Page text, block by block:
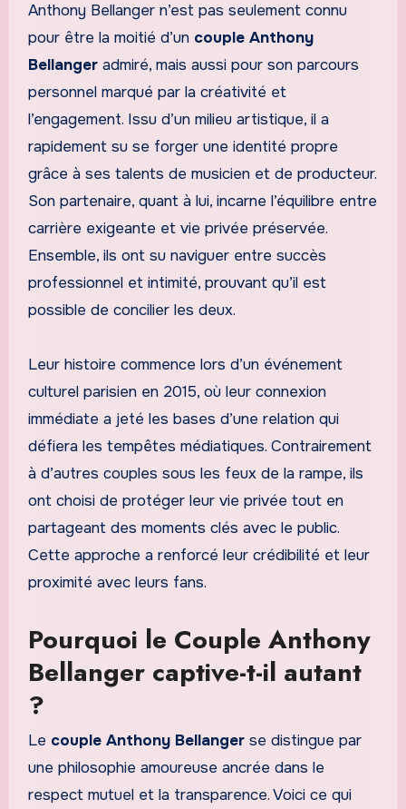
Anthony Bellanger n’est pas seulement connu
pour être la moitié d’un couple Anthony
Bellangeradmiré, mais aussi pour son parcours
personnel marqué par la créativité et
l’engagement. Issu d’un milieu artistique, il a
rapidement su se forger une identité propre
grâce à ses talents de musicien et de producteur.
Son partenaire, quant à lui, incarne l’équilibre entre
carrière exigeante et vie privée préservée.
Ensemble, ils ont su naviguer entre succès
professionnel et intimité, prouvant qu’il est
possible de concilier les deux.
Leur histoire commence lors d’un événement
culturel parisien en 2015, où leur connexion
immédiate a jeté les bases d’une relation qui
défiera les tempêtes médiatiques. Contrairement
à d’autres couples sous les feux de la rampe, ils
ont choisi de protéger leur vie privée tout en
partageant des moments clés avec le public.
Cette approche a renforcé leur crédibilité et leur
proximité avec leurs fans.
Pourquoi le Couple Anthony
Bellanger captive-t-il autant
?
Le couple Anthony Bellangerse distingue par
une philosophie amoureuse ancrée dans le
respect mutuel et la transparence. Voici ce qui